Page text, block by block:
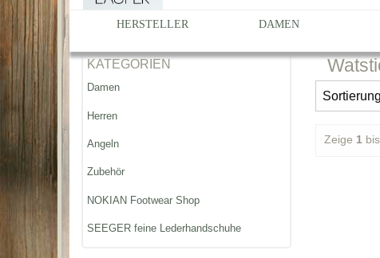
HERSTELLER DAMEN
KATEGORIEN
Damen
Herren
Angeln
Zubehör
NOKIAN Footwear Shop
SEEGER feine Lederhandschuhe
Zeige 1 bis